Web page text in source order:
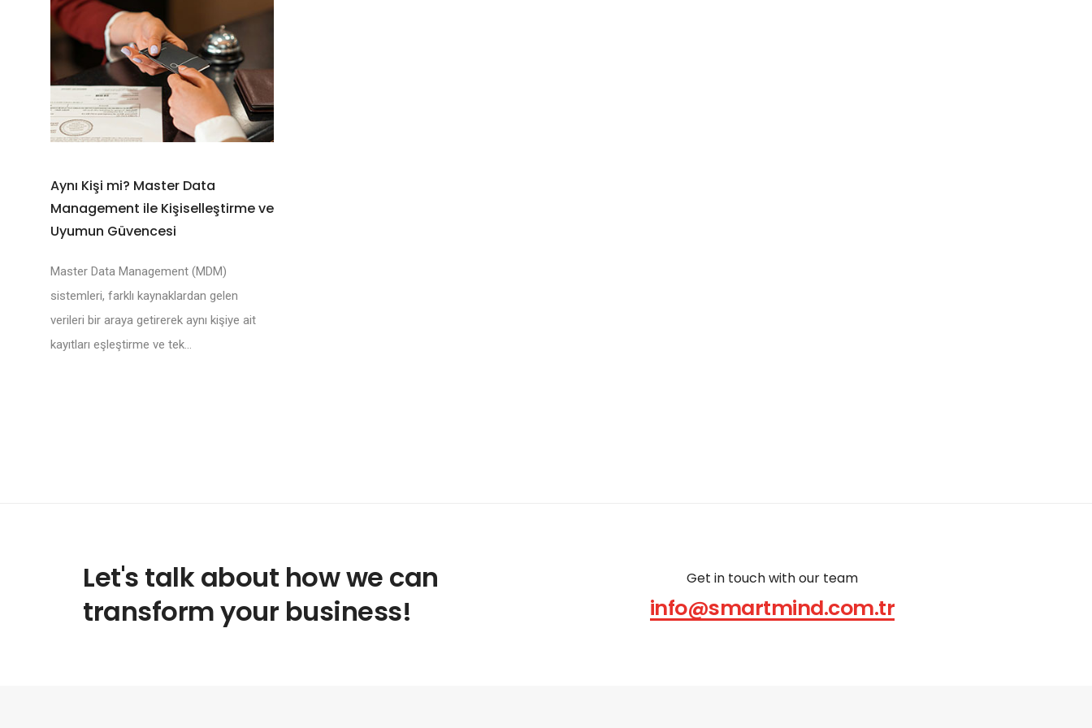
Aynı Kişi mi? Master Data
Management ile Kişiselleştirme ve
Uyumun Güvencesi
Master Data Management (MDM)
sistemleri, farklı kaynaklardan gelen
verileri bir araya getirerek aynı kişiye ait
kayıtları eşleştirme ve tek...
Let's talk about how we can
transform your business!
Get in touch with our team
info@smartmind.com.tr